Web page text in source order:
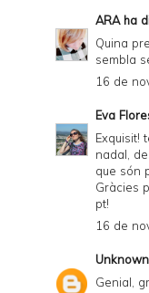
n
d
ARAha
Quina
sembla
16 de
Eva
Exquisit!
nadal,
que són
Gràcies
pt!
16 de
Unknown
Genial,